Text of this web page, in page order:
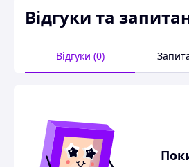
Відгуки та
Відгуки (0)